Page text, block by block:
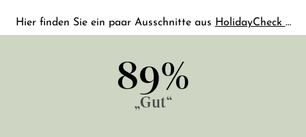
Hier finden Sie ein paar Ausschnitte aus HolidayCheck …
89%
„Gut“